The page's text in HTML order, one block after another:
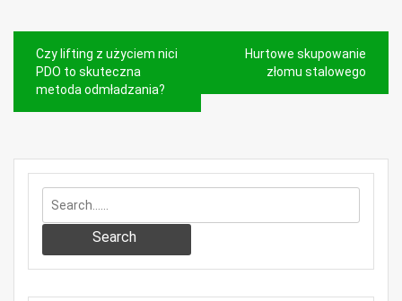
Nawigacja
wpisu
Czy lifting z użyciem nici
PDO to skuteczna
metoda odmładzania?
Hurtowe skupowanie
złomu stalowego
Search